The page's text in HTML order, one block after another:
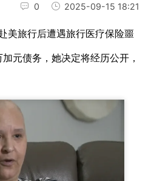
0 2025-09-15 18:21
美旅行后遭遇旅行医疗保险噩
元债务，她决定将经历公开，